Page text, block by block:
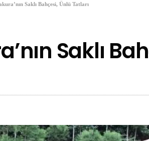
Saklı Bahçesi, Ünlü Tatları
Saklı